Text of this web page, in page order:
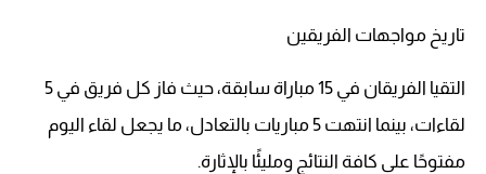
تاريخ مواجهات الفريقين
التقيا الفريقان في 15 مباراة سابقة، حيث فاز كل فريق في 5
لقاءات، بينما انتهت 5 مباريات بالتعادل، ما يجعل لقاء اليوم
مفتوحًا على كافة النتائج ومليئًا بالإثارة.